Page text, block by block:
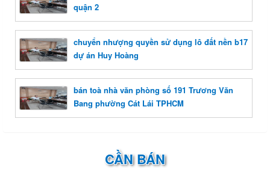
quận 2
chuyển nhượng quyền sử dụng lô đất nền b17
dự án Huy Hoàng
bán toà nhà văn phòng số 191 Trương Văn
Bang phường Cát Lái TPHCM
CẦN BÁN